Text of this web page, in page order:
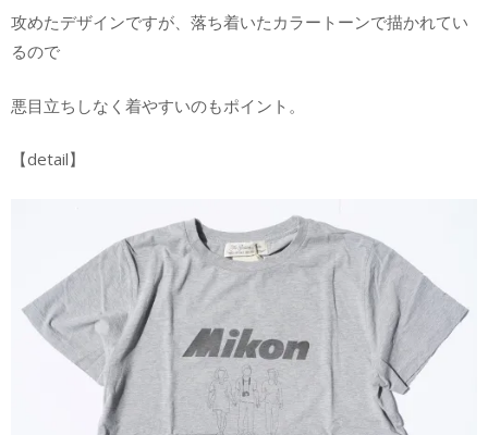
攻めたデザインですが、落ち着いたカラートーンで描かれてい
るので
悪目立ちしなく着やすいのもポイント。
【detail】